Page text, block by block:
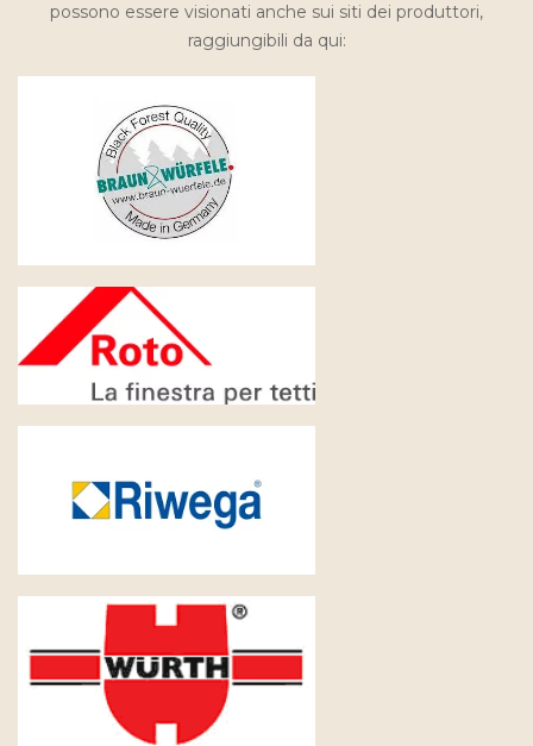
possono essere visionati anche sui siti dei produttori,
raggiungibili da qui: